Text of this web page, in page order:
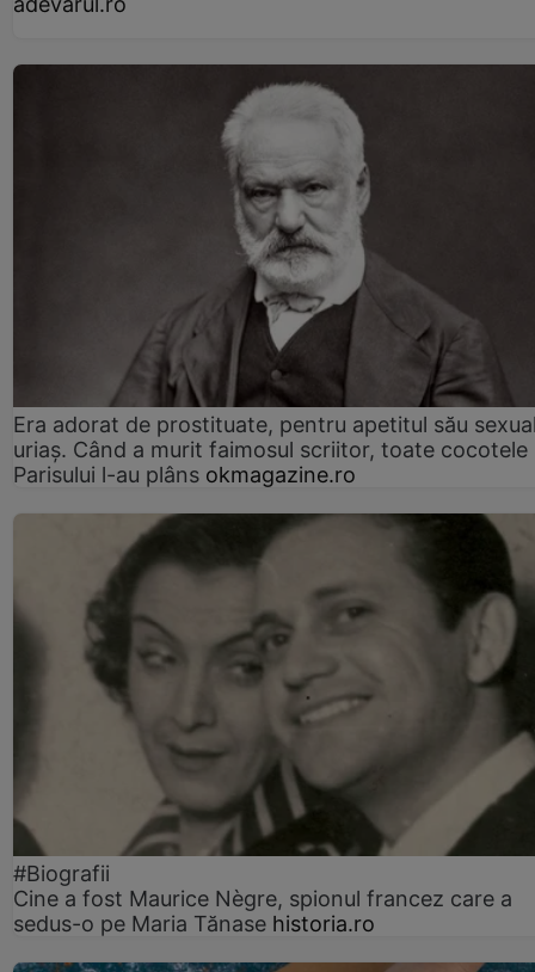
Era adorat de prostituate, pentru apetitul său
uriaș. Când a murit faimosul scriitor, toate cocotele
Parisului l-au plâns okmagazine.ro
#Biografii
Cine a fost Maurice Nègre, spionul francez care a
sedus-o pe Maria Tănase historia.ro